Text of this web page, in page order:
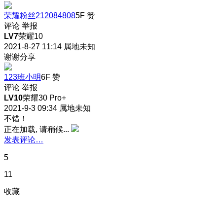
荣耀粉丝2120848085F 赞
评论 举报
LV7荣耀10
2021-8-27 11:14 属地未知
谢谢分享
123班小明6F 赞
评论 举报
LV10荣耀30 Pro+
2021-9-3 09:34 属地未知
不错 ！
正在加载, 请稍候...
发表评论…
5
11
收藏